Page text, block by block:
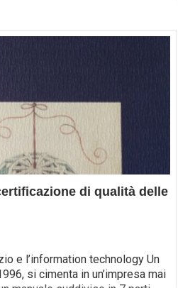
di qualità delle
e l’information technology Un
si cimenta in un’impresa mai